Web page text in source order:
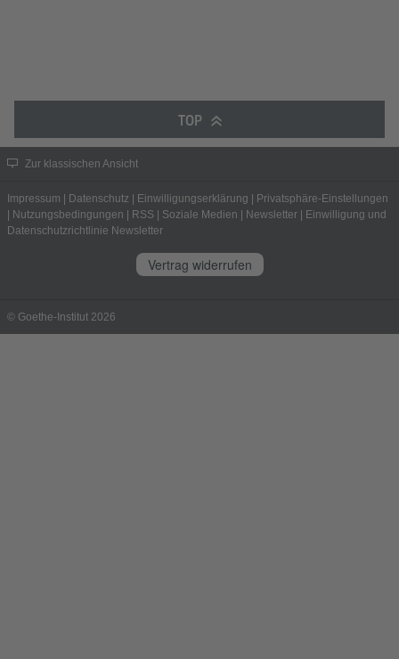
TOP
Zur klassischen Ansicht
Impressum Datenschutz Einwilligungserklärung
Privatsphäre-Einstellungen
Nutzungsbedingungen RSS Soziale Medien Newsletter
Einwilligung und
Datenschutzrichtlinie Newsletter
Vertrag widerrufen
© Goethe-Institut 2026